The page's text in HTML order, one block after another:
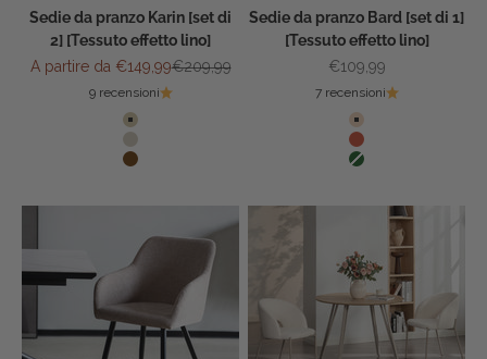
Sedie da pranzo Karin [set di
2] [Tessuto effetto lino]
Prezzo scontato
A partire da €149,99Prezzo
€209,99
9 recensioni
Colore
Roccia
Beige
Marrone
Sedie da pranzo Bard [set di 1]
[Tessuto effetto lino]
Prezzo scontato
€109,99
7 recensioni
Colore
Sabbia
Terracotta
Verde